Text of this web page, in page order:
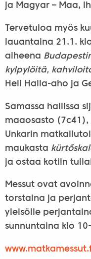
ja Magyar – Maa,
Tervetuloa myös
lauantaina 21.1.
aiheena
kylpylöitä,
Heli Halla-aho ja
Samassa hallissa
maaosasto
Unkarin
maukasta
ja ostaa kotiin
Messut ovat
torstaina ja
yleisölle
sunnuntaina klo